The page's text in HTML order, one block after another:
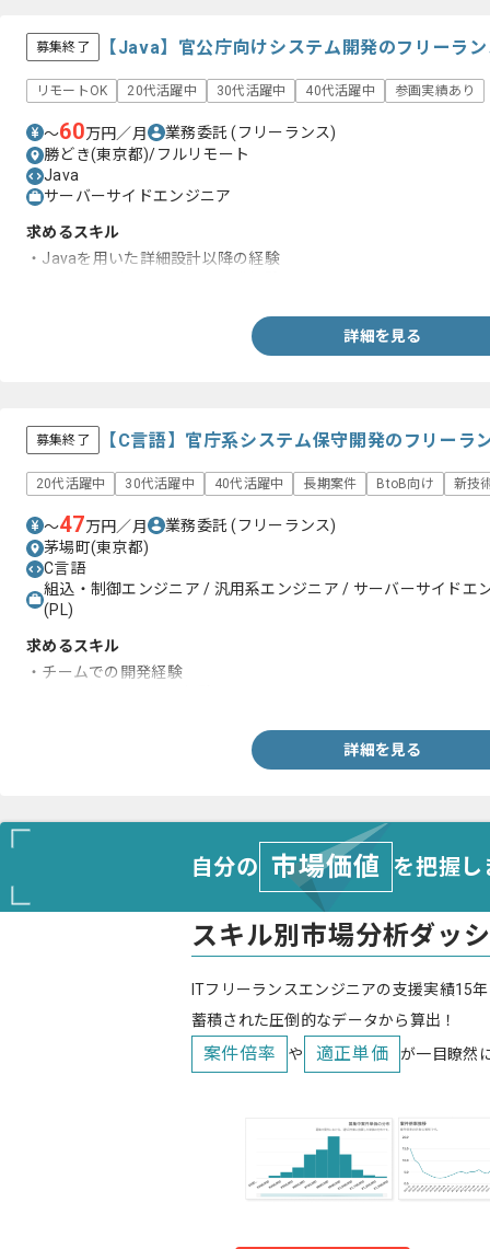
募集終了 【Java】官公庁向けシステム開発のフリーラ
リモートOK 20代活躍中 30代活躍中 40代活躍中 参画実績あり
〜60万円／月 業務委託(フリーランス)
勝どき(東京都)/フルリモート
Java
サーバーサイドエンジニア
求めるスキル
・Javaを用いた詳細設計以降の経験
詳細を見る
募集終了 【C言語】官庁系システム保守開発のフリーラ
20代活躍中 30代活躍中 40代活躍中 長期案件 BtoB向け 新技
〜47万円／月 業務委託(フリーランス)
茅場町(東京都)
C言語
組込・制御エンジニア / 汎用系エンジニア / サーバーサイドエ
(PL)
求めるスキル
・チームでの開発経験
詳細を見る
自分の 市場価値 を把握
スキル別市場分析ダッ
ITフリーランスエンジニアの支援実績15
蓄積された圧倒的なデータから算出！
案件倍率 や 適正単価 が一目瞭然